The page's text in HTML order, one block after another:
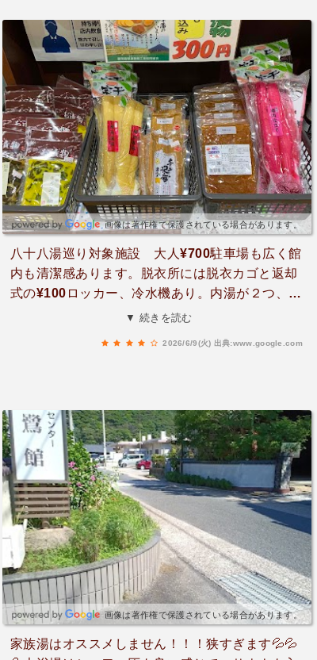
画像は著作権で保護されている場合があります。
八十八湯巡り対象施設 大人¥700駐車場も広く館
内も清潔感あります。脱衣所には脱衣カゴと返却
式の¥100ロッカー、冷水機あり。内湯が２つ、サ
ウナ、水風呂、露天。備え付けのシャンプー類あ
▼ 続きを読む
2026/6/9(火) 出典:www.google.com
画像は著作権で保護されている場合があります。
家族湯はオススメしません！！！狭すぎます💦💦